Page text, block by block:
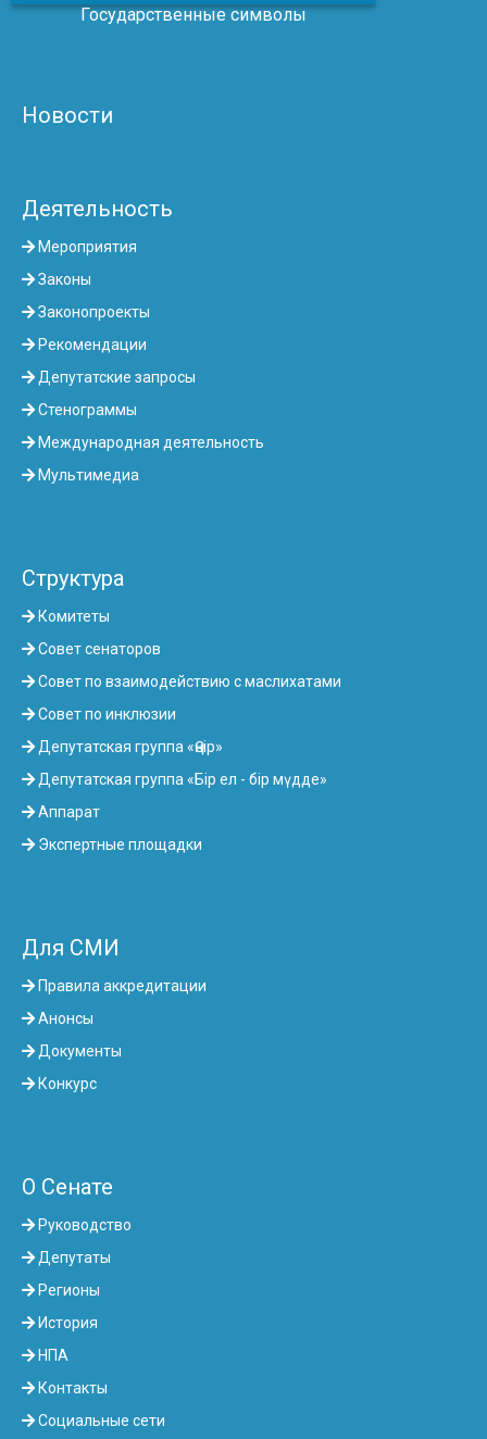
Государственные символы
Новости
Деятельность
Мероприятия
Законы
Законопроекты
Рекомендации
Депутатские запросы
Стенограммы
Международная деятельность
Мультимедиа
Структура
Комитеты
Совет сенаторов
Совет по взаимодействию с маслихатами
Совет по инклюзии
Депутатская группа «Өңір»
Депутатская группа «Бір ел - бір мүдде»
Аппарат
Экспертные площадки
Для СМИ
Правила аккредитации
Анонсы
Документы
Конкурс
О Сенате
Руководство
Депутаты
Регионы
История
НПА
Контакты
Социальные сети